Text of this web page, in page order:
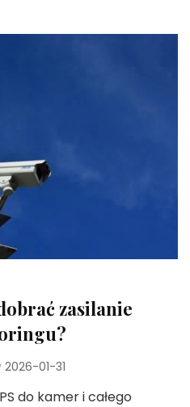
zasilanie
2026-01-31
do kamer i całego